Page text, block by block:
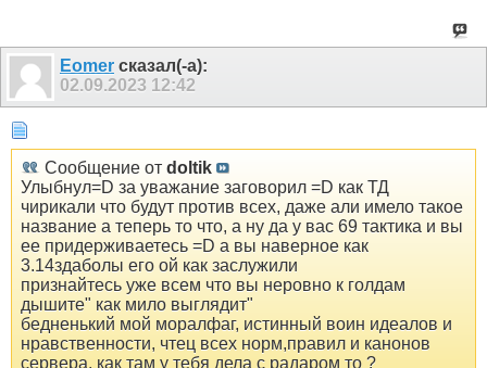
Eomer сказал(-а):
02.09.2023 12:42
Сообщение от doltik
Улыбнул=D за уважание заговорил =D как ТД
чирикали что будут против всех, даже али имело такое
название а теперь то что, а ну да у вас 69 тактика и вы
ее придерживаетесь =D а вы наверное как
3.14здаболы его ой как заслужили
признайтесь уже всем что вы неровно к голдам
дышите" как мило выглядит"
бедненький мой моралфаг, истинный воин идеалов и
нравственности, чтец всех норм,правил и канонов
сервера, как там у тебя дела с радаром то ?